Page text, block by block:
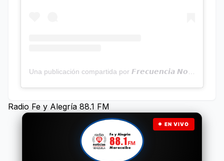
Radio Fe y Alegría 88.1 FM
EN VIVO